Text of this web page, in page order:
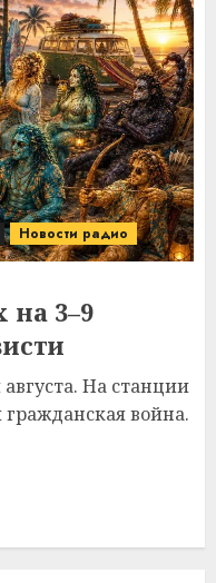
Новости радио
на 3–9
На станции
гражданская война.